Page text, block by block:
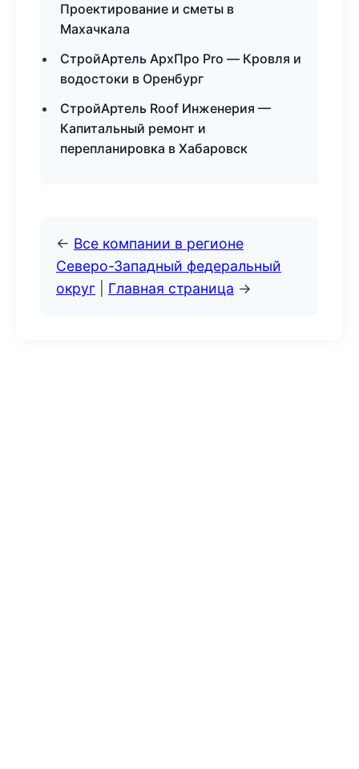
Проектирование и сметы в
Махачкала
СтройАртель АрхПро Pro — Кровля и
водостоки в Оренбург
СтройАртель Roof Инженерия —
Капитальный ремонт и
перепланировка в Хабаровск
← Все компании в регионе
Северо-Западный федеральный
округ
Главная страница →